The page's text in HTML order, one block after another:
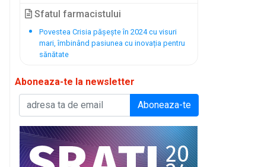
Sfatul farmacistului
Povestea Crisia pășește în 2024 cu visuri
mari, îmbinând pasiunea cu inovația pentru
sănătate
Aboneaza-te la newsletter
Aboneaza-te